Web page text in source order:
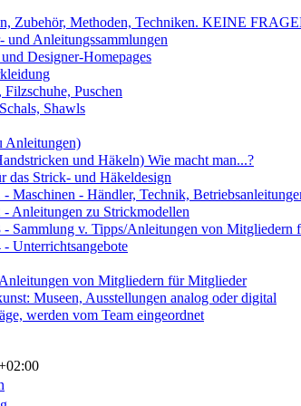
Zubehör, Methoden, Techniken. KEINE
Anleitungssammlungen
Designer-Homepages
Puschen
Shawls
und Häkeln) Wie macht man...?
Strick- und Häkeldesign
Maschinen - Händler, Technik,
Anleitungen zu Strickmodellen
Sammlung v. Tipps/Anleitungen von Mitgliedern
Unterrichtsangebote
von Mitgliedern für Mitglieder
Museen, Ausstellungen analog oder digital
werden vom Team eingeordnet